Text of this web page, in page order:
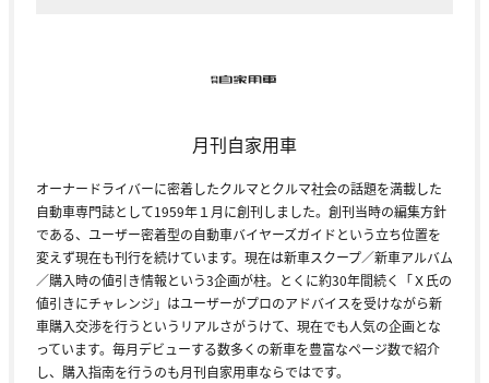
月刊自家用車
オーナードライバーに密着したクルマとクルマ社会の話題を満載した
自動車専門誌として1959年１月に創刊しました。創刊当時の編集方針
である、ユーザー密着型の自動車バイヤーズガイドという立ち位置を
変えず現在も刊行を続けています。現在は新車スクープ／新車アルバム
／購入時の値引き情報という3企画が柱。とくに約30年間続く「Ｘ氏の
値引きにチャレンジ」はユーザーがプロのアドバイスを受けながら新
車購入交渉を行うというリアルさがうけて、現在でも人気の企画とな
っています。毎月デビューする数多くの新車を豊富なページ数で紹介
し、購入指南を行うのも月刊自家用車ならではです。